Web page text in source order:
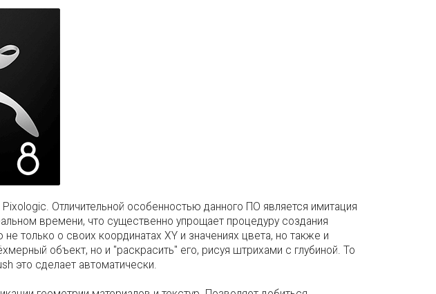
Отличительной особенностью данного ПО является имитация
времени, что существенно упрощает процедуру создания
только о своих координатах XY и значениях цвета, но также и
объект, но и "раскрасить" его, рисуя штрихами с глубиной. То
это сделает автоматически.